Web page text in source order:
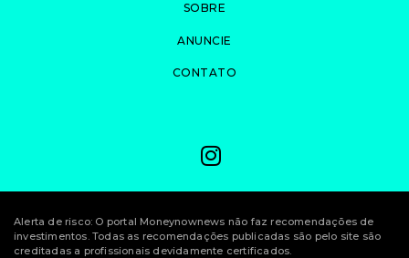
SOBRE
ANUNCIE
CONTATO
Alerta de risco: O portal Moneynownews não faz recomendações de
investimentos. Todas as recomendações publicadas são pelo site são
creditadas a profissionais devidamente certificados.